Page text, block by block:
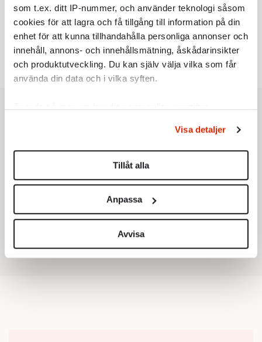
som t.ex. ditt IP-nummer, och använder teknologi såsom
cookies för att lagra och få tillgång till information på din
enhet för att kunna tillhandahålla personliga annonser och
innehåll, annons- och innehållsmätning, åskådarinsikter
och produktutveckling. Du kan själv välja vilka som får
använda din data och i vilka syften.
Du kan ändra eller dra tillbaka ditt samtycke när som
helst från cookie-förklaringen.
Vi använder enhetsidentifierare för att anpassa innehållet
för sociala medier och analysera vår trafik. Vi
vidarebefordrar även sådana identifierare och annan
information från din enhet till de sociala medier och
annons- och analysföretag som vi samarbetar med.
Dessa kan i sin tur kombinera informationen med annan
Visa detaljer
Tillåt alla
Anpassa
Avvisa
5.Sakine Madon:Efter islamistdådet oroar sig
vänstern för Agnes Wold
STICKET
6.Dan Korn:Quisling, quislingar och sten i glashus